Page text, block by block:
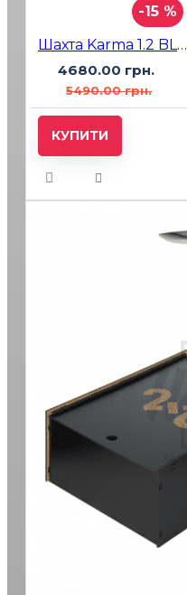
-15 %
Шахта Karma 1.2 BLACK черная + блюдце
4680.00 грн.
5490.00 грн.
КУПИТИ